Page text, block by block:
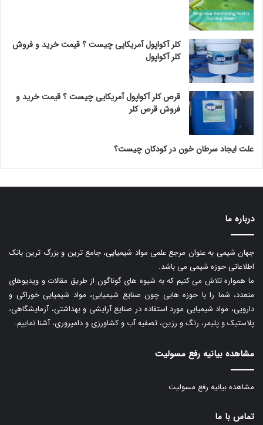
کلر آکواپول آمریکایی چیست ؟ قیمت خرید و فروش
کلر آکواپول
قرص کلر آکواپول آمریکایی چیست ؟ قیمت خرید و
فروش قرص کلر
علت ایجاد سرطان خون در کودکان چیست؟
درباره ما
جهان شیمی به عنوان مرجع علمی مواد شیمیایی، جامع ترین و بزرگ ترین بانک
اطلاعاتی حوزه شیمی می باشد.
ما همواره تلاش می کنیم که به شیوه های گوناگون از طریق مقالات و ویدیوهای
متعدد، شما را با حوزه هایی چون صنایع شیمیایی، مواد شیمیایی خوراکی و
دارویی، مواد شیمیایی مورد استفاده در صنایع آرایشی و بهداشتی، آزمایشگاهی،
پلاستیک و پلیمر، رنگ و رزین، تصفیه آب و کشاورزی و دامپروری، آشنا نماییم.
مشاهده بیانیه رفع مسولیت
مشاهده بیانیه رفع مسولیت
تماس با ما